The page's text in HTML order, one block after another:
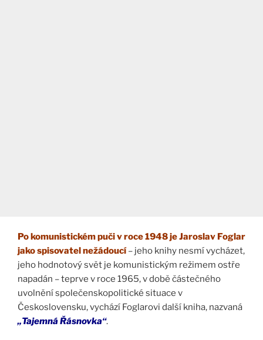
Po komunistickém puči v roce 1948 je Jaroslav Foglar
jako spisovatel nežádoucí– jeho knihy nesmí vycházet,
jeho hodnotový svět je komunistickým režimem ostře
napadán – teprve v roce 1965, v době částečného
uvolnění společenskopolitické situace v
Československu, vychází Foglarovi další kniha, nazvaná
„Tajemná Řásnovka“.